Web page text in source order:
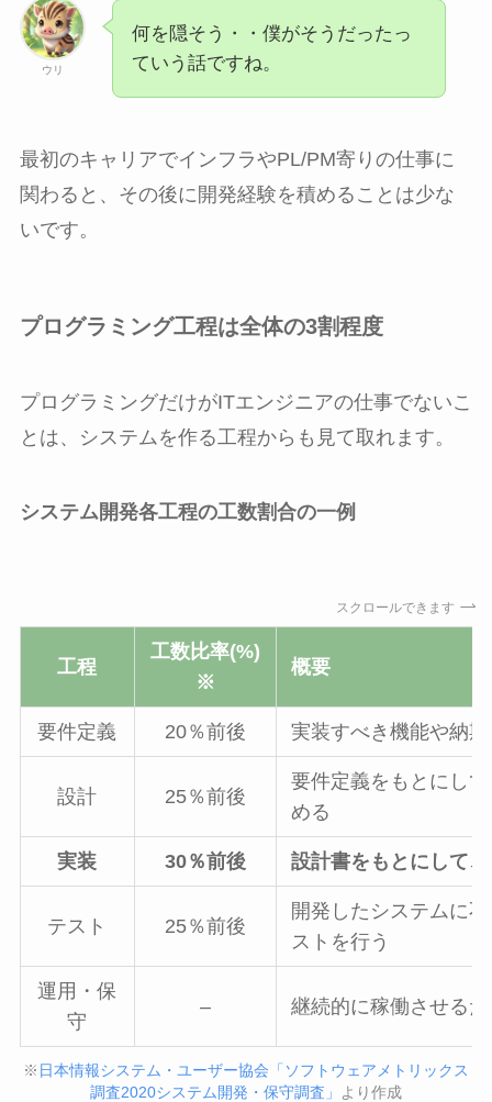
ウリ
何を隠そう・・僕がそうだったっ
ていう話ですね。
最初のキャリアでインフラやPL/PM寄りの仕事に
関わると、その後に開発経験を積めることは少な
いです。
プログラミング工程は全体の3割程度
プログラミングだけがITエンジニアの仕事でないこ
とは、システムを作る工程からも見て取れます。
システム開発各工程の工数割合の一例
スクロールできます
工程
工数比率(%)
※
概要
要件定義 20％前後 実装すべき機能や納
設計 25％前後
要件定義をもとにし
める
実装 30％前後 設計書をもとにして
テスト 25％前後
開発したシステムに
ストを行う
運用・保
守
– 継続的に稼働させる
※ 日本情報システム・ユーザー協会「ソフトウェアメトリックス
調査2020システム開発・保守調査」
より作成